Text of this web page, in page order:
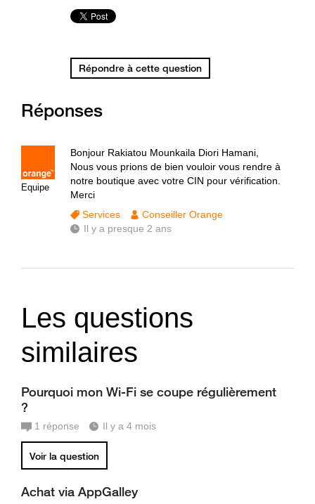
Répondre à cette question
Réponses
Equipe
Bonjour Rakiatou Mounkaila Diori Hamani,
Nous vous prions de bien vouloir vous rendre à
notre boutique avec votre CIN pour vérification.
Merci
Services
Conseiller Orange
Il y a presque 2 ans
Les questions
similaires
Pourquoi mon Wi-Fi se coupe régulièrement
?
1 réponse Il y a 4 mois
Voir la question
Achat via AppGalley